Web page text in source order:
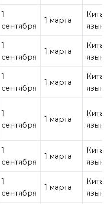
1
сентября
1 марта
язык
1
сентября
1 марта
язык
1
сентября
1 марта
язык
1
сентября
1 марта
язык
1
сентября
1 марта
язык
1
сентября
1 марта
язык